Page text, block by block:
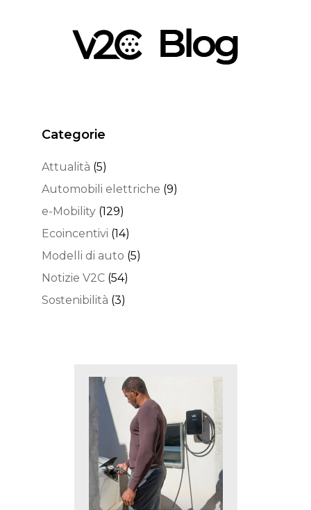
Categorie
Attualità (5)
Automobili elettriche (9)
e-Mobility (129)
Ecoincentivi (14)
Modelli di auto (5)
Notizie V2C (54)
Sostenibilità (3)